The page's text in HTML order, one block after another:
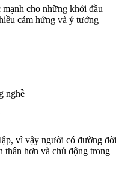
cho những khởi đầu
cảm hứng và ý tưởng
nghề
vì vậy người có đường đời
thân hơn và chủ động trong